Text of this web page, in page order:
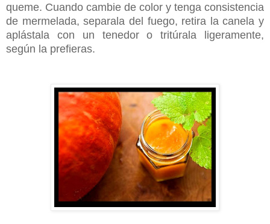
queme. Cuando cambie de color y tenga consistencia
de mermelada, separala del fuego, retira la canela y
aplástala con un tenedor o tritúrala ligeramente,
según la prefieras.